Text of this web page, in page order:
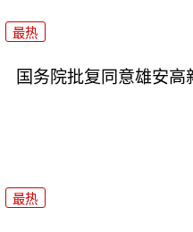
最热
国务院批复同意雄安
最热